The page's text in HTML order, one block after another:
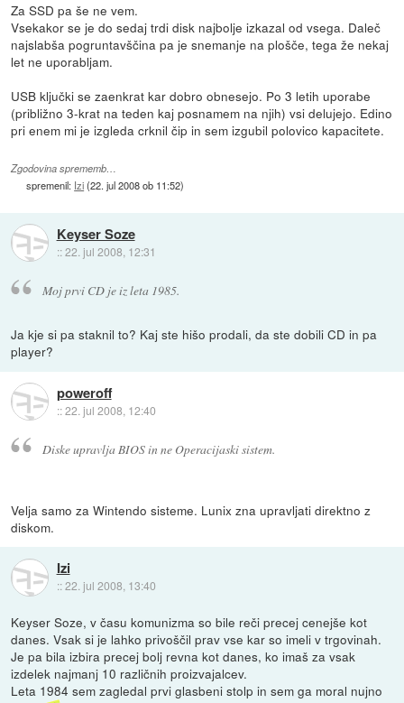
Za SSD pa še ne vem.
Vsekakor se je do sedaj trdi disk najbolje izkazal od vsega. Daleč
najslabša pogruntavščina pa je snemanje na plošče, tega že nekaj
let ne uporabljam.
USB ključki se zaenkrat kar dobro obnesejo. Po 3 letih uporabe
(približno 3-krat na teden kaj posnamem na njih) vsi delujejo. Edino
pri enem mi je izgleda crknil čip in sem izgubil polovico kapacitete.
Zgodovina sprememb…
spremenil: Izi(22. jul 2008 ob 11:52)
Keyser Soze
::22. jul 2008, 12:31
Moj prvi CD je iz leta 1985.
Ja kje si pa staknil to? Kaj ste hišo prodali, da ste dobili CD in pa
player?
poweroff
::22. jul 2008, 12:40
Diske upravlja BIOS in ne Operacijaski sistem.
Velja samo za Wintendo sisteme. Lunix zna upravljati direktno z
diskom.
Izi
::22. jul 2008, 13:40
Keyser Soze, v času komunizma so bile reči precej cenejše kot
danes. Vsak si je lahko privoščil prav vse kar so imeli v trgovinah.
Je pa bila izbira precej bolj revna kot danes, ko imaš za vsak
izdelek najmanj 10 različnih proizvajalcev.
Leta 1984 sem zagledal prvi glasbeni stolp in sem ga moral nujno